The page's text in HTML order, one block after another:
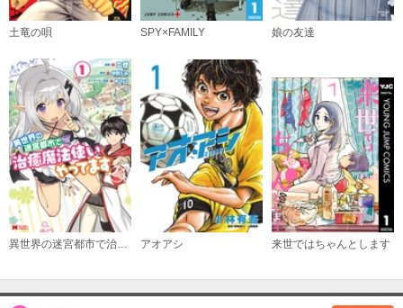
土竜の唄 SPY×FAMILY 娘の友達
異世界の迷宮都市で治癒魔法使いやってます（コミック） アオアシ 来世ではちゃんとします